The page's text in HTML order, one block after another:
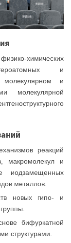
химических
и
молекулярном и
молекулярной
реакций
макромолекул и
иодзамещенных
металлов.
новых гипо- и
бифуркатной
структурами.